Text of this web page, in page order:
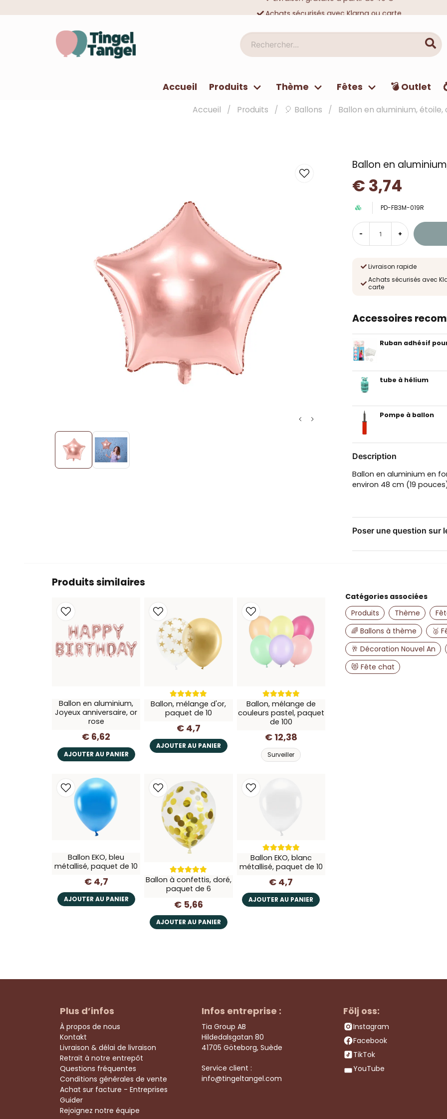
Rechercher...
Accueil Produits Thème Fêtes 💣 Outlet
Accueil Produits 🎈 Ballons Ballon en aluminium, étoile,
Ballon en
€ 3,74
PD-FB3M-019R
- +
Livraison rapide
Achats sécurisés avec
carte
Accessoires
tube à hélium
Pompe à ballon
Description
Ballon en aluminium en
environ 48 cm (19
Poser une question sur
name
Nom
Oui, vous
Produits similaires
Ballon en aluminium,
Joyeux anniversaire, or
rose
€ 6,62
AJOUTER AU PANIER
Ballon, mélange d'or,
paquet de 10
€ 4,7
AJOUTER AU PANIER
Ballon, mélange de
couleurs pastel, paquet
de 100
€ 12,38
Surveiller
Ballon EKO, bleu
métallisé, paquet de 10
€ 4,7
AJOUTER AU PANIER
Ballon à confettis, doré,
paquet de 6
€ 5,66
AJOUTER AU PANIER
Ballon EKO, blanc
métallisé, paquet de 10
€ 4,7
AJOUTER AU PANIER
Catégories associées
Produits
Thème
🌈 Ballons à thème
🥈
🥂 Décoration Nouvel An
😻 Fête chat
Plus d’infos
À propos de nous
Kontakt
Livraison & délai de livraison
Retrait à notre entrepôt
Questions fréquentes
Conditions générales de vente
Achat sur facture - Entreprises
Guider
Rejoignez notre équipe
Infos entreprise :
Tia Group AB
Hildedalsgatan 80
41705 Göteborg, Suède
Service client :
info@tingeltangel.com
Följ oss:
Instagram
Facebook
TikTok
YouTube